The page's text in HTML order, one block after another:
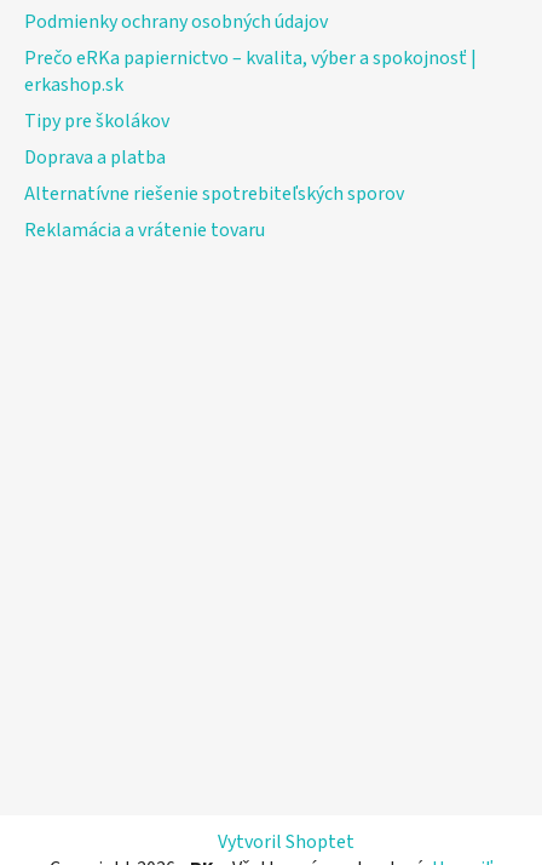
Podmienky ochrany osobných údajov
Prečo eRKa papiernictvo – kvalita, výber a spokojnosť |
erkashop.sk
Tipy pre školákov
Doprava a platba
Alternatívne riešenie spotrebiteľských sporov
Reklamácia a vrátenie tovaru
Vytvoril Shoptet